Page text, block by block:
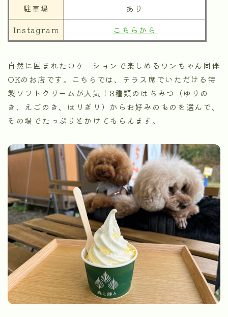
駐車場
あり
Instagram
こちらから
自然に囲まれたロケーションで楽しめるワンちゃん同伴
OKのお店です。こちらでは、テラス席でいただける特
製ソフトクリームが人気！3種類のはちみつ（ゆりの
き、えごのき、はりぎり）からお好みのものを選んで、
その場でたっぷりとかけてもらえます。